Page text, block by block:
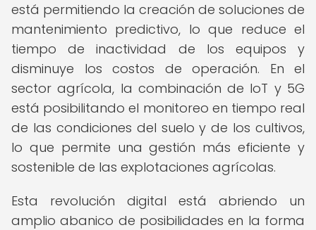
está permitiendo la creación de soluciones de
mantenimiento predictivo, lo que reduce el
tiempo de inactividad de los equipos y
disminuye los costos de operación. En el
sector agrícola, la combinación de IoT y 5G
está posibilitando el monitoreo en tiempo real
de las condiciones del suelo y de los cultivos,
lo que permite una gestión más eficiente y
sostenible de las explotaciones agrícolas.
Esta revolución digital está abriendo un
amplio abanico de posibilidades en la forma